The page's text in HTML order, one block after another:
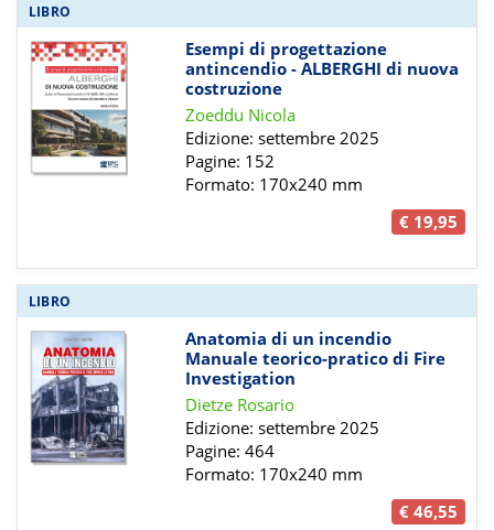
LIBRO
Esempi di progettazione
antincendio - ALBERGHI di nuova
costruzione
Zoeddu Nicola
Edizione: settembre 2025
Pagine: 152
Formato: 170x240 mm
€ 19,95
LIBRO
Anatomia di un incendio
Manuale teorico-pratico di Fire
Investigation
Dietze Rosario
Edizione: settembre 2025
Pagine: 464
Formato: 170x240 mm
€ 46,55